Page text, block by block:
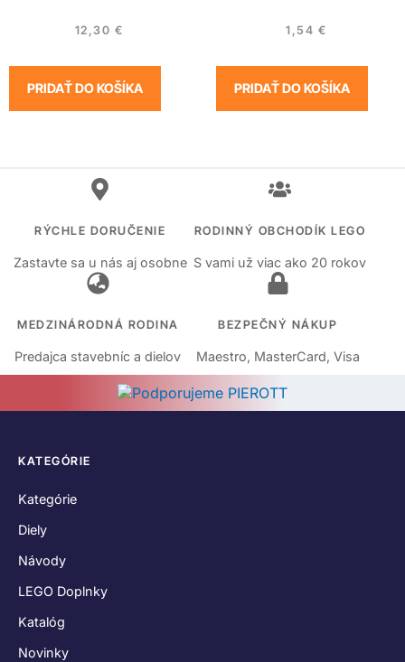
12,30 €
PRIDAŤ DO KOŠÍKA
1,54 €
PRIDAŤ DO KOŠÍKA
RÝCHLE DORUČENIE
Zastavte sa u nás aj osobne
RODINNÝ OBCHODÍK LEGO
S vami už viac ako 20 rokov
MEDZINÁRODNÁ RODINA
Predajca stavebníc a dielov
BEZPEČNÝ NÁKUP
Maestro, MasterCard, Visa
KATEGÓRIE
Kategórie
Diely
Návody
LEGO Doplnky
Katalóg
Novinky